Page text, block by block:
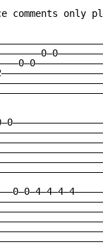
comments